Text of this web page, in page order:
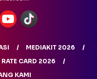
MEDIAKIT 2026
RATE CARD 2026
KAMI